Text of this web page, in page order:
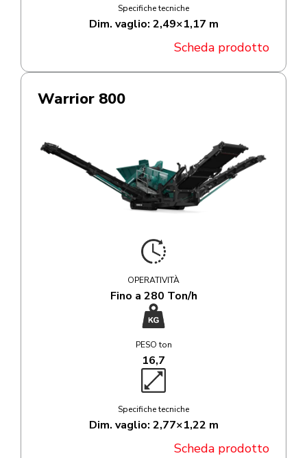
Specifiche tecniche
Dim. vaglio: 2,49×1,17 m
Scheda prodotto
Warrior 800
OPERATIVITÀ
Fino a 280 Ton/h
PESO ton
16,7
Specifiche tecniche
Dim. vaglio: 2,77×1,22 m
Scheda prodotto